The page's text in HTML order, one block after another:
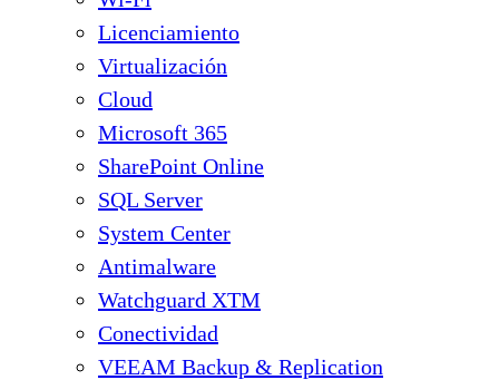
Licenciamiento
Virtualización
Cloud
Microsoft 365
SharePoint Online
SQL Server
System Center
Antimalware
Watchguard XTM
Conectividad
VEEAM Backup & Replication